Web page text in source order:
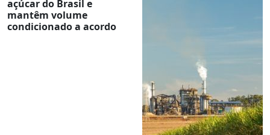
açúcar do Brasil e
mantêm volume
condicionado a acordo